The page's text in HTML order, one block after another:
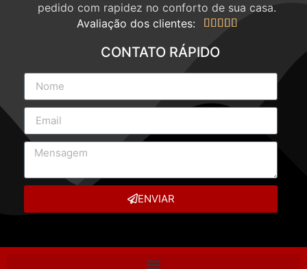
pedido com rapidez no conforto de sua casa.
Avaliação dos clientes:
    
CONTATO RÁPIDO
ENVIAR